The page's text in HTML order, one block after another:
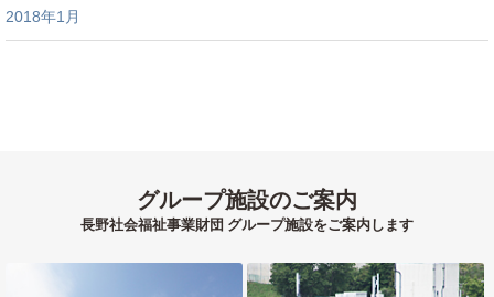
2018年1月
グループ施設のご案内
長野社会福祉事業財団 グループ施設をご案内します